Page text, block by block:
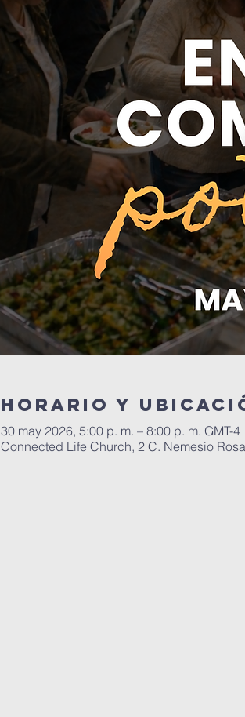
Horario y
30 may 2026, 5:00 p. m. – 8:00 p. m. GMT-4
Connected Life Church, 2 C. Nemesio